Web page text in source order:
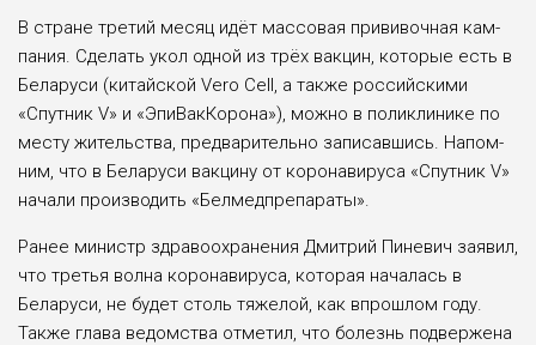
В стране третий месяц идёт массовая прививочная кам­
пания. Сделать укол одной из трёх вакцин, которые есть в
Беларуси (китайской Vero Cell, а также российскими
«Спутник V» и «ЭпиВакКоро­на»), можно в поликлинике по
месту жительства, предвари­тельно записавшись. Напом­
ним, что в Беларуси вакцину от коронавируса «Спутник V»
начали производить «Белмед­препараты».
Ранее министр здравоохране­ния Дмитрий Пиневич заявил,
что третья волна коронавируса, которая началась в
Беларуси, не будет столь тяжелой, как впрошлом году.
Также глава ве­домства отметил, что болезнь подвержена